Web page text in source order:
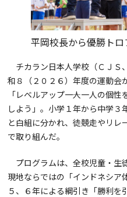
平岡校長から優勝ト
チカラン日本人学校（ＣＪＳ
和８（２０２６）年度の運動会
「レベルアップ――一人一人の個
しよう」。小学１年から中学３
と白組に分かれ、徒競走やリレ
で取り組んだ。
プログラムは、全校児童・生
現地ならではの「インドネシア
５、６年による綱引き「勝利を